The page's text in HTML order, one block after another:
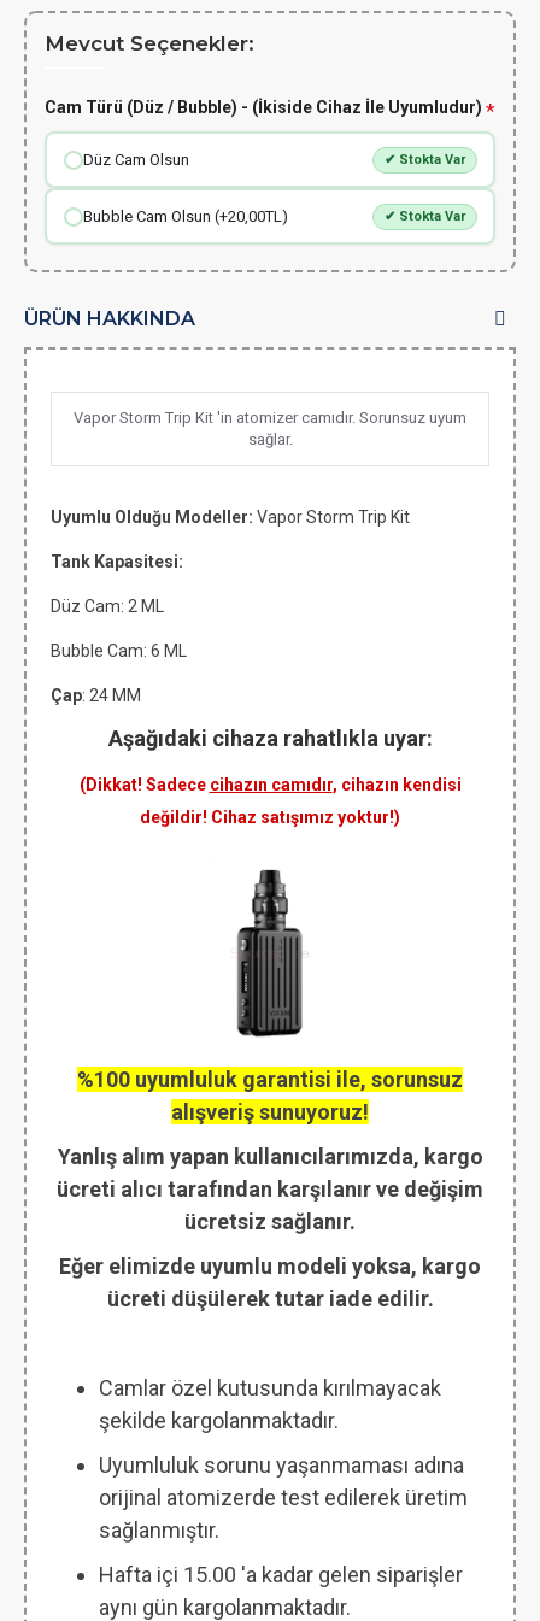
Mevcut Seçenekler:
Cam Türü (Düz / Bubble) - (İkiside Cihaz İle Uyumludur)
Düz Cam Olsun ✔ Stokta Var
Bubble Cam Olsun (+20,00TL) ✔ Stokta Var
ÜRÜN HAKKINDA
Vapor Storm Trip Kit 'in atomizer camıdır. Sorunsuz uyum
sağlar.
Uyumlu Olduğu Modeller: Vapor Storm Trip Kit
Tank Kapasitesi:
Düz Cam: 2 ML
Bubble Cam: 6 ML
Çap: 24 MM
Aşağıdaki cihaza rahatlıkla uyar:
(Dikkat! Sadece cihazın camıdır, cihazın kendisi
değildir! Cihaz satışımız yoktur!)
%100 uyumluluk garantisi ile, sorunsuz
alışveriş sunuyoruz!
Yanlış alım yapan kullanıcılarımızda, kargo
ücreti alıcı tarafından karşılanır ve değişim
ücretsiz sağlanır.
Eğer elimizde uyumlu modeli yoksa, kargo
ücreti düşülerek tutar iade edilir.
Camlar özel kutusunda kırılmayacak
şekilde kargolanmaktadır.
Uyumluluk sorunu yaşanmaması adına
orijinal atomizerde test edilerek üretim
sağlanmıştır.
Hafta içi 15.00 'a kadar gelen siparişler
aynı gün kargolanmaktadır.